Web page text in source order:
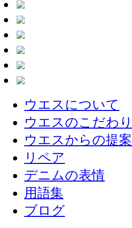
ウエスについて
ウエスのこだわり
ウエスからの提案
リペア
デニムの表情
用語集
ブログ